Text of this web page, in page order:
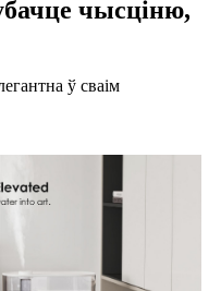
чысціню,
ў сваім